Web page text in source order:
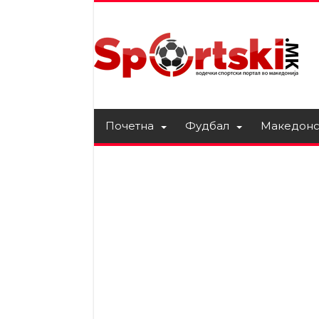
Почетна Фудбал